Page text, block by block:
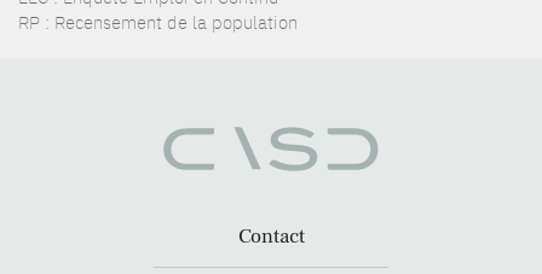
RP : Recensement de la population
Contact